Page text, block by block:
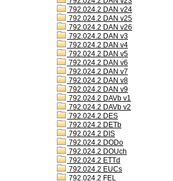
792.024.2 DAN v24
792.024.2 DAN v25
792.024.2 DAN v26
792.024.2 DAN v3
792.024.2 DAN v4
792.024.2 DAN v5
792.024.2 DAN v6
792.024.2 DAN v7
792.024.2 DAN v8
792.024.2 DAN v9
792.024.2 DAVb v1
792.024.2 DAVb v2
792.024.2 DES
792.024.2 DETb
792.024.2 DIS
792.024.2 DODo
792.024.2 DOUch
792.024.2 ETTd
792.024.2 EUCs
792.024.2 FEL